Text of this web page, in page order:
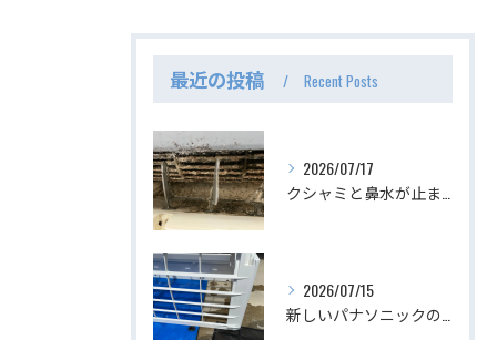
最近の投稿 Recent Posts
2026/07/17
2026/07/15